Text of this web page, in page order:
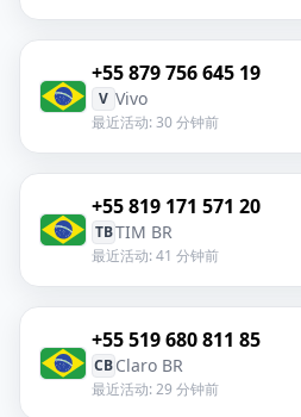
+55 879 756 645 19
V Vivo
最近活动: 30 分钟前
+55 819 171 571 20
TBTIM BR
最近活动: 41 分钟前
+55 519 680 811 85
CBClaro BR
最近活动: 29 分钟前